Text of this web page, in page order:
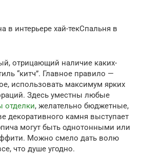
в интерьере хай-текСпальня в
отрицающий наличие каких-
“китч”. Главное правило —
использовать максимум ярких
Здесь уместны любые
отделки, желательно бюджетные,
декоративного камня выступает
могут быть однотонными или
Можно смело дать волю
что душе угодно.